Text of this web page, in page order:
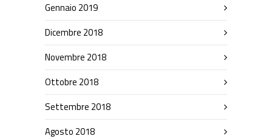
Gennaio 2019
Dicembre 2018
Novembre 2018
Ottobre 2018
Settembre 2018
Agosto 2018